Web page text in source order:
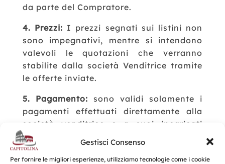
Gestisci Consenso
Per fornire le migliori esperienze, utilizziamo tecnologie come i cookie
da parte del Compratore.
4. Prezzi: I prezzi segnati sui listini non
sono impegnativi, mentre si intendono
valevoli le quotazioni che verranno
stabilite dalla società Venditrice tramite
le offerte inviate.
5. Pagamento: sono validi solamente i
pagamenti effettuati direttamente alla
società venditrice o a suoi incaricati
appositamente autorizzati. I termini di
pagamento solo quelli esposti in fattura
e non ammettono dilazioni.